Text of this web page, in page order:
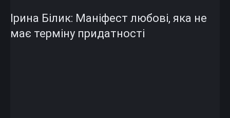
Ірина Білик: Маніфест любові, яка не
має терміну придатності